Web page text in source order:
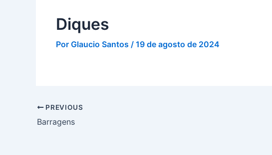
Diques
Por Glaucio Santos / 19 de agosto de 2024
PREVIOUS
Barragens